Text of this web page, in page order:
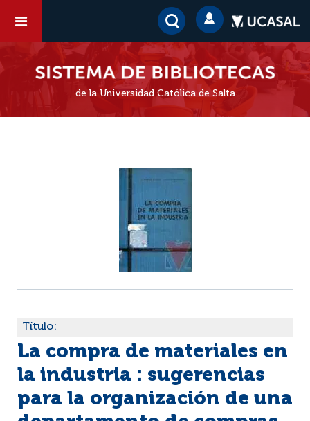
de la Universidad Católica de Salta
Título:
La compra de materiales en
la industria : sugerencias
para la organización de una